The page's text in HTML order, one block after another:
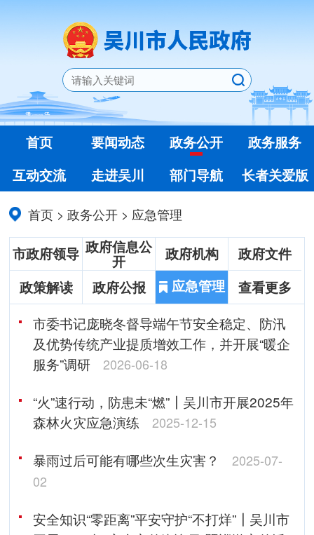
首页 要闻动态 政务公开
政务服务
互动交流
走进吴川 部门导航 长者关爱版
首页 >政务公开 > 应急管理
市政府领导 政府信息公
开 政府机构
政府文件
政策解读
政府公报 应急管理
查看更多
市委书记庞晓冬督导端午节安全稳定、防汛
及优势传统产业提质增效工作，并开展“暖企
服务”调研
2026-06-18
“火”速行动，防患未“燃”┃吴川市开展2025年
森林火灾应急演练
2025-12-15
暴雨过后可能有哪些次生灾害？
2025-07-
02
安全知识“零距离”平安守护“不打烊”┃吴川市